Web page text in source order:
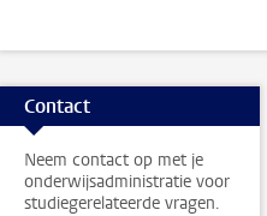
Contact
Neem contact op met je
onderwijsadministratie voor
studiegerelateerde vragen.